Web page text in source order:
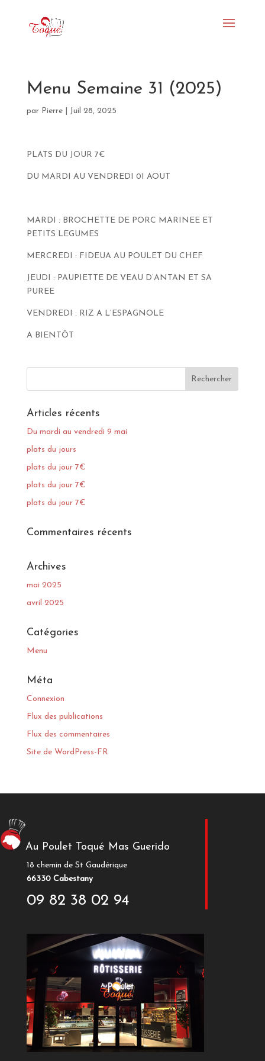
Menu Semaine 31 (2025)
par Pierre| Juil 28, 2025
PLATS DU JOUR 7€
DU MARDI AU VENDREDI 01 AOUT
MARDI : BROCHETTE DE PORC MARINEE ET
PETITS LEGUMES
MERCREDI : FIDEUA AU POULET DU CHEF
JEUDI : PAUPIETTE DE VEAU D’ANTAN ET SA
PUREE
VENDREDI : RIZ A L’ESPAGNOLE
A BIENTÔT
Articles récents
Du mardi au vendredi 9 mai
plats du jours
plats du jour 7€
plats du jour 7€
plats du jour 7€
Commentaires récents
Archives
mai 2025
avril 2025
Catégories
Menu
Méta
Connexion
Flux des publications
Flux des commentaires
Site de WordPress-FR
Au Poulet Toqué Mas Guerido
18 chemin de St Gaudérique
66330 Cabestany
09 82 38 02 94